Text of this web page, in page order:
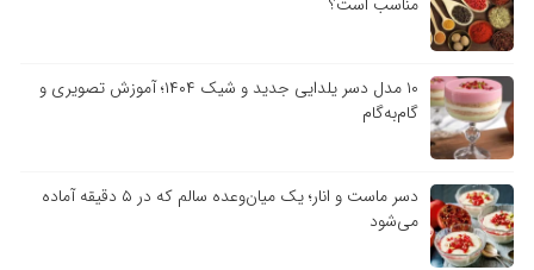
۱۰ مدل دسر یلدایی جدید و شیک ۱۴۰۴؛ آموزش تصویری و
گام‌به‌گام
دسر ماست و انار؛ یک میان‌وعده سالم که در ۵ دقیقه آماده
می‌شود